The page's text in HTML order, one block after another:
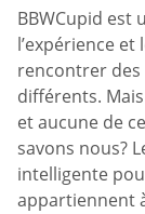
BBWCupid est
l’expérience
rencontrer des
différents.
et aucune de
savons nous?
intelligente
appartiennent